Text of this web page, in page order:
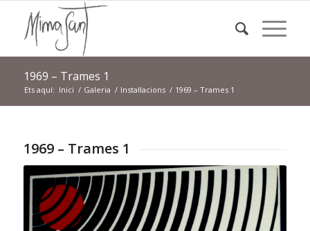
1969 – Trames 1
Ets aquí: Inici / Galeria / Instal·lacions / 1969 – Trames 1
1969 – Trames 1